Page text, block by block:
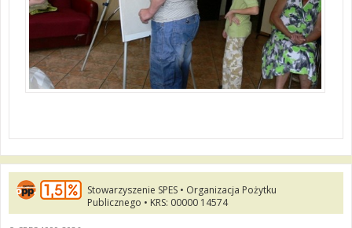
Stowarzyszenie SPES • Organizacja Pożytku
Publicznego • KRS: 00000 14574